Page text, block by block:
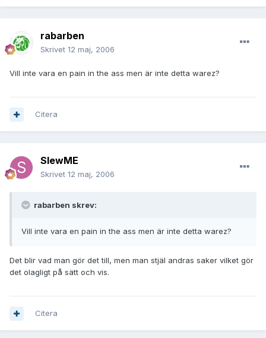
rabarben
Skrivet 12 maj, 2006
Vill inte vara en pain in the ass men är inte detta warez?
Citera
SlewME
Skrivet 12 maj, 2006
rabarben skrev:
Vill inte vara en pain in the ass men är inte detta warez?
Det blir vad man gör det till, men man stjäl andras saker vilket gör
det olagligt på sätt och vis.
Citera